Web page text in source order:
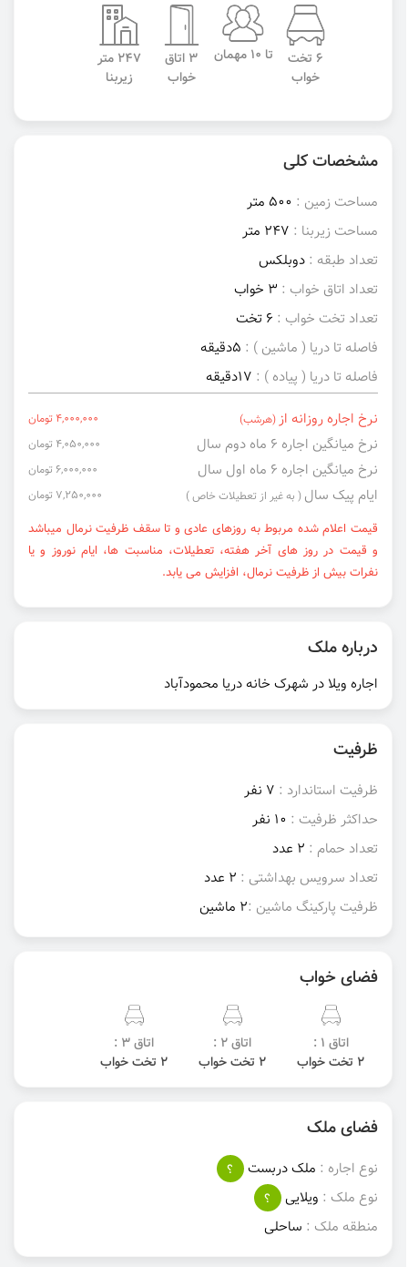
6 تخت
خواب
تا 10 مهمان
3 اتاق
خواب
247 متر
زیربنا
مشخصات کلی
مساحت زمین : 500 متر
مساحت زیربنا : 247 متر
تعداد طبقه : دوبلکس
تعداد اتاق خواب : 3 خواب
تعداد تخت خواب : 6 تخت
فاصله تا دریا ( ماشین ) : 5دقیقه
فاصله تا دریا ( پیاده ) : 17دقیقه
نرخ اجاره روزانه از (هرشب) 4,000,000 تومان
نرخ میانگین اجاره ۶ ماه دوم سال 4,050,000 تومان
نرخ میانگین اجاره ۶ ماه اول سال 6,000,000 تومان
ایام پیک سال ( به غیر از تعطیلات خاص ) 7,250,000 تومان
قیمت اعلام شده مربوط به روزهای عادی و تا سقف ظرفیت نرمال میباشد
و قیمت در روز های آخر هفته، تعطیلات، مناسبت ها، ایام نوروز و یا
نفرات بیش از ظرفیت نرمال، افزایش می یابد.
درباره ملک
اجاره ویلا در شهرک خانه دریا محمودآباد
ظرفیت
ظرفیت استاندارد : 7 نفر
حداکثر ظرفیت : 10 نفر
تعداد حمام : 2 عدد
تعداد سرویس بهداشتی : 2 عدد
ظرفیت پارکینگ ماشین :2 ماشین
فضای خواب
اتاق 1 :
2 تخت خواب
اتاق 2 :
2 تخت خواب
اتاق 3 :
2 تخت خواب
فضای ملک
نوع اجاره : ملک دربست
؟
نوع ملک : ویلایی
؟
منطقه ملک : ساحلی